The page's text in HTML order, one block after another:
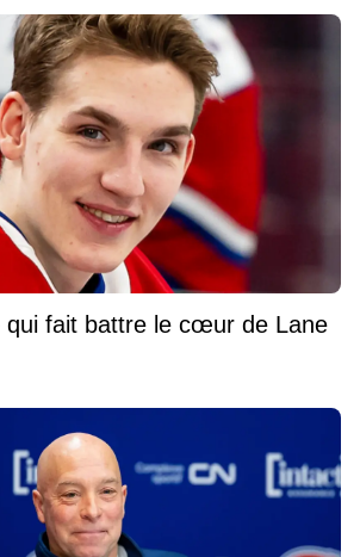
qui fait battre le cœur de Lane